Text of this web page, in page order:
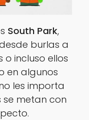
South Park,
burlas a
o incluso ellos
en algunos
les importa
se metan con